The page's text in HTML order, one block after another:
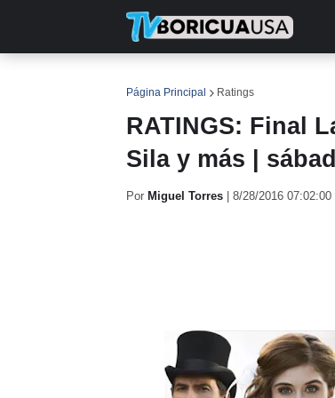
Página Principal Ratings
RATINGS: Final
Sila y más |
Por Miguel Torres 8/28/2016 07:02:00